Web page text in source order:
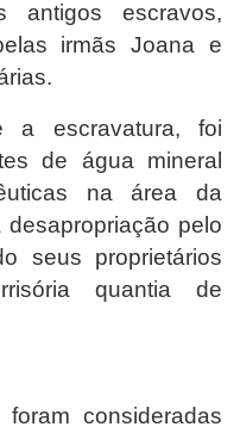
antigos escravos,
irmãs Joana e
a escravatura, foi
de água mineral
na área da
pelo
seus proprietários
quantia de
consideradas